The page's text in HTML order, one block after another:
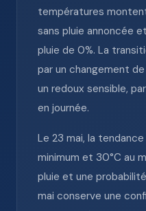
températures
sans pluie annoncée
pluie de 0%. La
par un changement
un redoux sensible,
en journée.
Le 23 mai, la
minimum et 30°C au
pluie et une
mai conserve une